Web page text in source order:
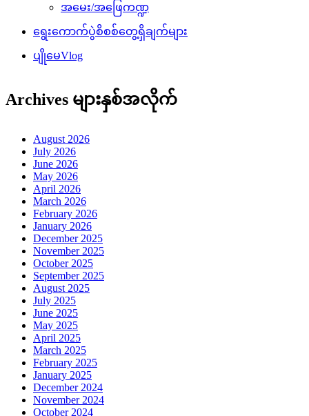
အမေး/အဖြေကဏ္ဍ
ရွေးကောက်ပွဲစိစစ်တွေ့ရှိချက်များ
ပျိုမေVlog
Archives များနှစ်အလိုက်
August 2026
July 2026
June 2026
May 2026
April 2026
March 2026
February 2026
January 2026
December 2025
November 2025
October 2025
September 2025
August 2025
July 2025
June 2025
May 2025
April 2025
March 2025
February 2025
January 2025
December 2024
November 2024
October 2024